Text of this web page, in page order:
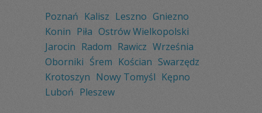
Poznań Kalisz Leszno Gniezno
Konin Piła Ostrów Wielkopolski
Jarocin Radom Rawicz Września
Oborniki Śrem Kościan Swarzędz
Krotoszyn Nowy Tomyśl Kępno
Luboń Pleszew